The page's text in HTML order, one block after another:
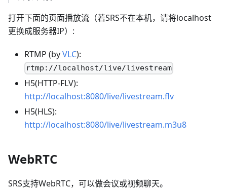
打开下面的页面播放流（若SRS不在本机，请将localhost
更换成服务器IP）:
RTMP (byVLC):
rtmp://localhost/live/livestream
H5(HTTP-FLV):
http://localhost:8080/live/livestream.flv
H5(HLS):
http://localhost:8080/live/livestream.m3u8
WebRTC
SRS支持WebRTC，可以做会议或视频聊天。